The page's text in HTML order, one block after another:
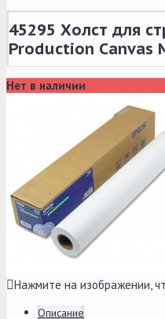
45295 Холст для
Production Canvas
Нет в наличии
Нажмите на изображении,
Описание